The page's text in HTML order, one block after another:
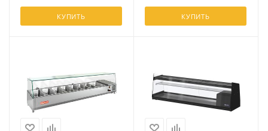
КУПИТЬ КУПИТЬ